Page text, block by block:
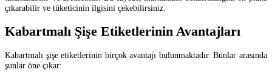
çıkarabilir ve tüketicinin ilgisini çekebilirsiniz.
Kabartmalı Şişe Etiketlerinin Avantajları
Kabartmalı şişe etiketlerinin birçok avantajı bulunmaktadır. Bunlar arasında
şunlar öne çıkar: